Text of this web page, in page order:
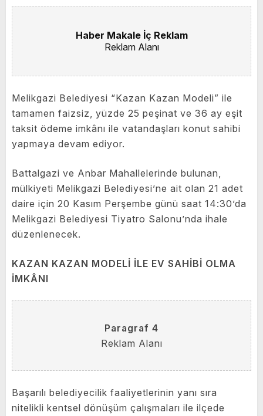
Haber Makale İç Reklam
Reklam Alanı
Melikgazi Belediyesi “Kazan Kazan Modeli” ile
tamamen faizsiz, yüzde 25 peşinat ve 36 ay eşit
taksit ödeme imkânı ile vatandaşları konut sahibi
yapmaya devam ediyor.
Battalgazi ve Anbar Mahallelerinde bulunan,
mülkiyeti Melikgazi Belediyesi’ne ait olan 21 adet
daire için 20 Kasım Perşembe günü saat 14:30’da
Melikgazi Belediyesi Tiyatro Salonu’nda ihale
düzenlenecek.
KAZAN KAZAN MODELİ İLE EV SAHİBİ OLMA
İMKÂNI
Paragraf 4
Reklam Alanı
Başarılı belediyecilik faaliyetlerinin yanı sıra
nitelikli kentsel dönüşüm çalışmaları ile ilçede